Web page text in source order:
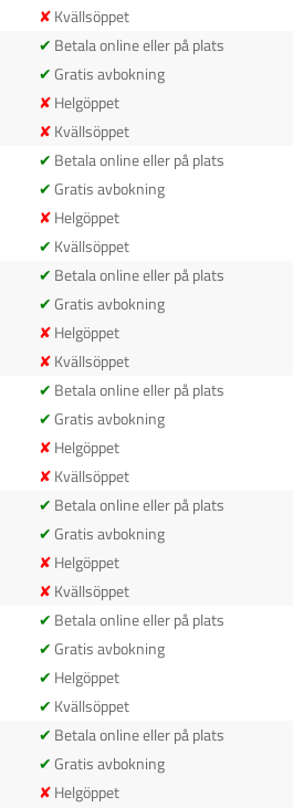
Kvällsöppet
Betala online eller på plats
Gratis avbokning
Helgöppet
Kvällsöppet
Betala online eller på plats
Gratis avbokning
Helgöppet
Kvällsöppet
Betala online eller på plats
Gratis avbokning
Helgöppet
Kvällsöppet
Betala online eller på plats
Gratis avbokning
Helgöppet
Kvällsöppet
Betala online eller på plats
Gratis avbokning
Helgöppet
Kvällsöppet
Betala online eller på plats
Gratis avbokning
Helgöppet
Kvällsöppet
Betala online eller på plats
Gratis avbokning
Helgöppet